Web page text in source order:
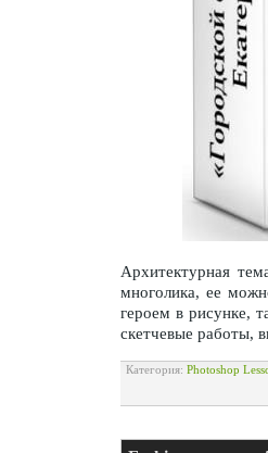
Архитектурная
многолика, ее
героем в рисунке,
скетчевые работы,
Категория: Photoshop